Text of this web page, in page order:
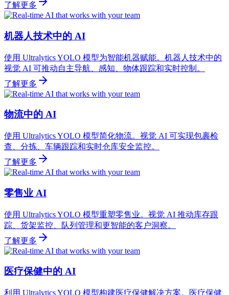
了解更多
机器人技术中的 AI
使用 Ultralytics YOLO 模型为智能机器赋能。机器人技术中的
视觉 AI 可推动自主导航、感知、物体跟踪和实时控制。
了解更多
物流中的 AI
使用 Ultralytics YOLO 模型简化物流。视觉 AI 可实现包裹检
查、分拣、车辆跟踪和实时仓库安全监控。
了解更多
零售业 AI
使用 Ultralytics YOLO 模型重塑零售业。视觉 AI 推动库存跟
踪、货架监控、队列管理和更智能的客户洞察。
了解更多
医疗保健中的 AI
利用 Ultralytics YOLO 模型构建医疗保健解决方案。医疗保健